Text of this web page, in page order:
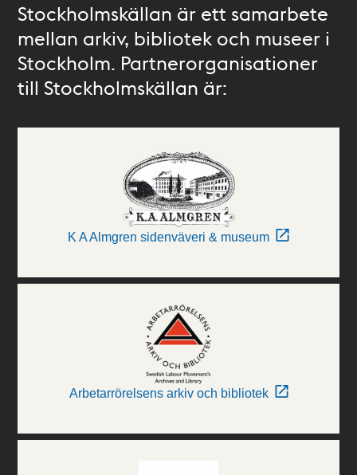
Stockholmskällan är ett samarbete
mellan arkiv, bibliotek och museer i
Stockholm. Partnerorganisationer
till Stockholmskällan är:
K A Almgren sidenväveri & museum
Arbetarrörelsens arkiv och bibliotek